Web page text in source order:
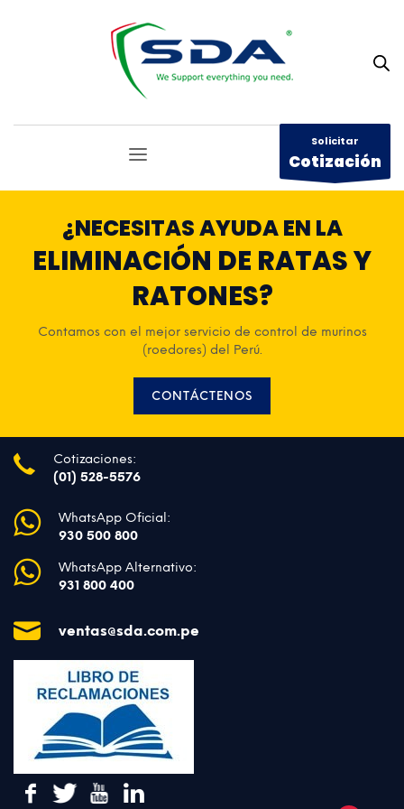
Solicitar
Cotización
¿NECESITAS AYUDA EN LA
ELIMINACIÓN DE RATAS Y
RATONES?
Contamos con el mejor servicio de control de murinos
(roedores) del Perú.
CONTÁCTENOS
Cotizaciones:
(01) 528-5576
WhatsApp Oficial:
930 500 800
WhatsApp Alternativo:
931 800 400
ventas@sda.com.pe